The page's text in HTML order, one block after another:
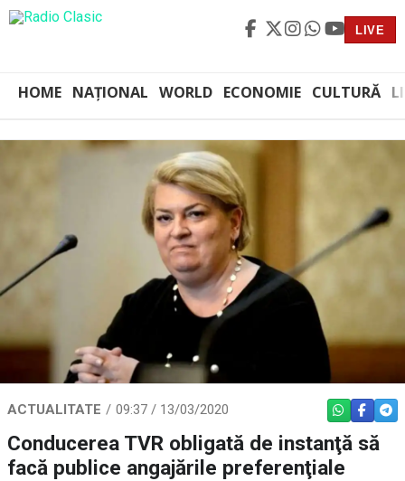
LIVE
HOME NAȚIONAL WORLD ECONOMIE CULTURĂ
ACTUALITATE 09:37 / 13/03/2020 WHATSAPP
Conducerea TVR obligată de instanţă să
facă publice angajările preferenţiale